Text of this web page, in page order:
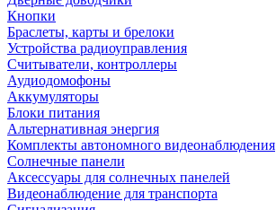
Кнопки
Браслеты, карты и брелоки
Устройства радиоуправления
Считыватели, контроллеры
Аудиодомофоны
Аккумуляторы
Блоки питания
Альтернативная энергия
Комплекты автономного видеонаблюдения
Солнечные панели
Аксессуары для солнечных панелей
Видеонаблюдение для транспорта